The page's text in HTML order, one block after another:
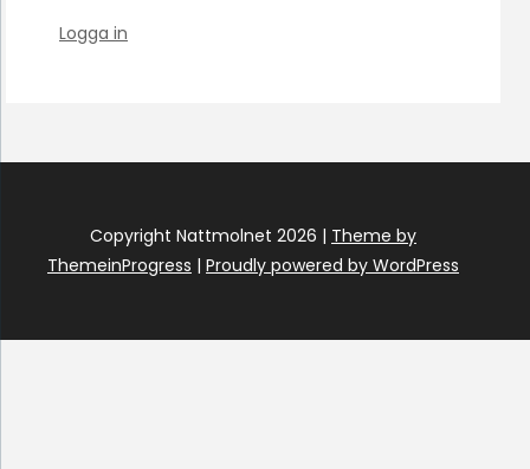
Logga in
Copyright Nattmolnet 2026 | Theme by
ThemeinProgress | Proudly powered by WordPress